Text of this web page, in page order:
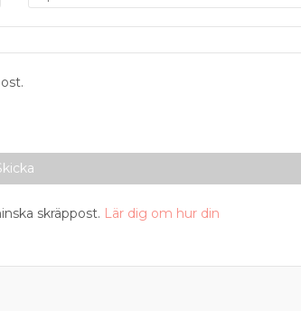
skräppost. Lär dig om hur din